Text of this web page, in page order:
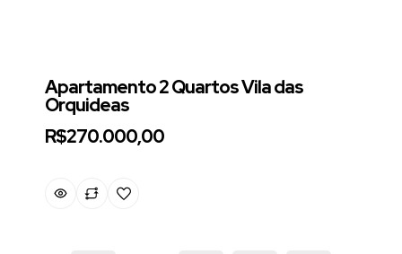
Apartamento 2 Quartos Vila das
Orquideas
R$270.000,00